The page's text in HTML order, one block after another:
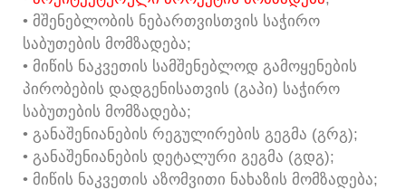
• ᲛᲨᲔᲜᲔᲑᲚᲝᲑᲘᲡ ᲜᲔᲑᲐᲠᲗᲕᲘᲡᲗᲕᲘᲡ ᲡᲐᲭᲘᲠᲝ
ᲡᲐᲑᲣᲗᲔᲑᲘᲡ ᲛᲝᲛᲖᲐᲓᲔᲑᲐ;
• ᲛᲘᲬᲘᲡ ᲜᲐᲙᲕᲔᲗᲘᲡ ᲡᲐᲛᲨᲔᲜᲔᲑᲚᲝᲓ ᲒᲐᲛᲝᲧᲔᲜᲔᲑᲘᲡ
ᲞᲘᲠᲝᲑᲔᲑᲘᲡ ᲓᲐᲓᲒᲔᲜᲘᲡᲐᲗᲕᲘᲡ (ᲒᲐᲞᲘ) ᲡᲐᲭᲘᲠᲝ
ᲡᲐᲑᲣᲗᲔᲑᲘᲡ ᲛᲝᲛᲖᲐᲓᲔᲑᲐ;
• ᲒᲐᲜᲐᲨᲔᲜᲘᲐᲜᲔᲑᲘᲡ ᲠᲔᲒᲣᲚᲘᲠᲔᲑᲘᲡ ᲒᲔᲒᲛᲐ (ᲒᲠᲒ);
• ᲒᲐᲜᲐᲨᲔᲜᲘᲐᲜᲔᲑᲘᲡ ᲓᲔᲢᲐᲚᲣᲠᲘ ᲒᲔᲒᲛᲐ (ᲒᲓᲒ);
• ᲛᲘᲬᲘᲡ ᲜᲐᲙᲕᲔᲗᲘᲡ ᲐᲖᲝᲛᲕᲘᲗᲘ ᲜᲐᲮᲐᲖᲘᲡ ᲛᲝᲛᲖᲐᲓᲔᲑᲐ;